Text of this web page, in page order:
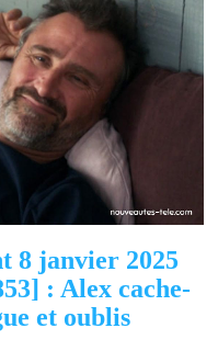
8 janvier 2025
: Alex cache-
et oublis